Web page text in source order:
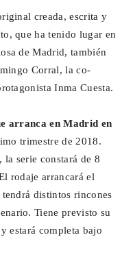
creada, escrita y
que ha tenido lugar en
de Madrid, también
Corral, la co-
Inma Cuesta.
arranca en Madrid en
trimestre de 2018.
la serie constará de 8
rodaje arrancará el
distintos rincones
Tiene previsto su
estará completa bajo